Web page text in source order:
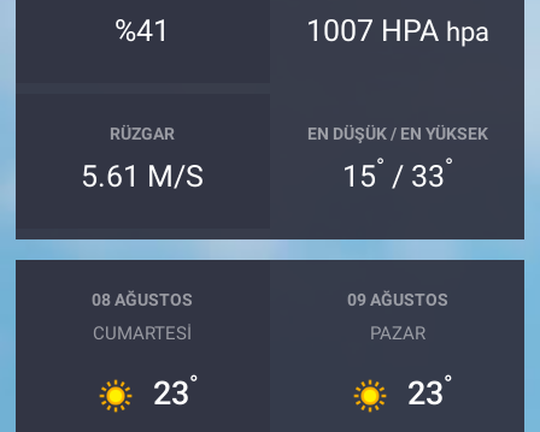
%41 1007 HPA hpa
RÜZGAR
5.61 M/S
EN DÜŞÜK / EN YÜKSEK
15° / 33°
08 AĞUSTOS
CUMARTESI
23°
09 AĞUSTOS
PAZAR
23°